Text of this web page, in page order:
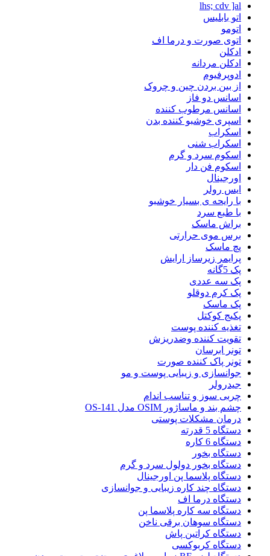
lhs; cdv ]al
اتو بابلیس
اتومو
اتوی صورت و درما اف
ادکلن
ادکلن مردانه
ادوپرفیوم
از بین بردن چین و چروک
اسانس دو فاز
اسانس مرطوب کننده
اسپری خوشبو کننده بدن
اسکراب
اسکراب شنی
اسکوم سرد و گرم
اسکوم فن دار
اورجینال
ایس رولر
با رایحه ی بسیار خوشبو
با طبع سرد
براش ماسک
برس موی حرارتی
پچ ماسک
پرایمر زیرساز ارایش
پک 5گانه
پک سه عددی
پک کرم دوقلو
پک ماسک
پکیج کوکتل
تغذیه کننده پوست
تقویت کننده وضدریزش
تونر ابرسان
تونر پاک کننده صورت
جوانسازی و زیبایی پوست و مو
جیدرولر
چربی سوز و تناسب اندام
چشم بند و ماساژور OSIM مدل OS-141
درمان مشکلات پوستی
دستگاه 5 قدرته
دستگاه 6 کاره
دستگاه بخور
دستگاه بخور دولول سرد و گرم
دستگاه پلاسما پن اورجینال
دستگاه چند کاره زیبایی و جوانسازی
دستگاه درما اف
دستگاه سه کاره پلاسما پن
دستگاه سوهان برقی ناخن
دستگاه کراتین پاش
دستگاه کربوکسی